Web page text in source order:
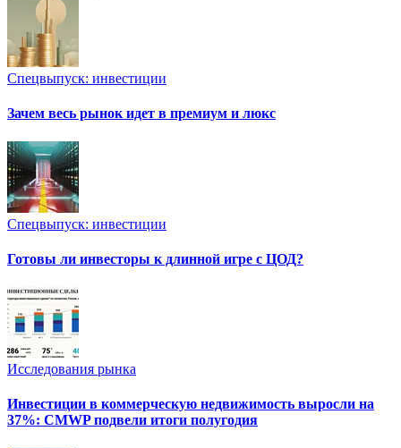
Спецвыпуск: инвестиции
Зачем весь рынок идет в премиум и люкс
Спецвыпуск: инвестиции
Готовы ли инвесторы к длинной игре с ЦОД?
Исследования рынка
Инвестиции в коммерческую недвижимость выросли на
37%: CMWP подвели итоги полугодия